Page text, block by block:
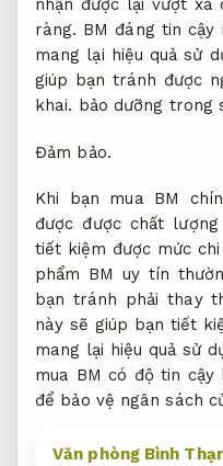
nhận được lại vượt xa
ràng. BM đáng tin
mang lại hiệu quả sử
giúp bạn tránh được
khai. bảo dưỡng trong
Đảm bảo.
Khi bạn mua BM
được được chất
tiết kiệm được mức
phẩm BM uy tín
bạn tránh phải thay
này sẽ giúp bạn tiết
mang lại hiệu quả sử
mua BM có độ tin
để bảo vệ ngân sách
Văn phòng Bình